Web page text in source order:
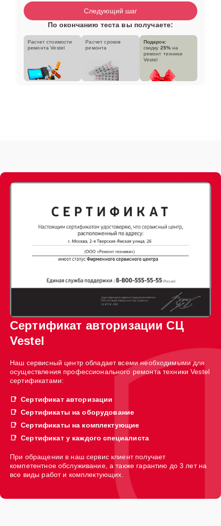
Следующий шаг
По окончанию теста вы получаете:
Расчет стоимости
ремонта Vestel
Расчет сроков
ремонта
Подарок:
скидку 25% на
ремонт техники
Vestel
Сертификат авторизации СЦ
Vestel
Наш сервисный центр обладает всеми необходимыми для
осуществления профессионального ремонта техники Vestel
сертификатами:
Сертификат авторизации
Сертификаты на оборудование
Сертификаты на комплектующие
Сертификат у каждого специалиста
При обращении в наш сервис клиент получает
компетентное обслуживание, а также гарантию до 3 лет на
все виды работ и комплектующих.